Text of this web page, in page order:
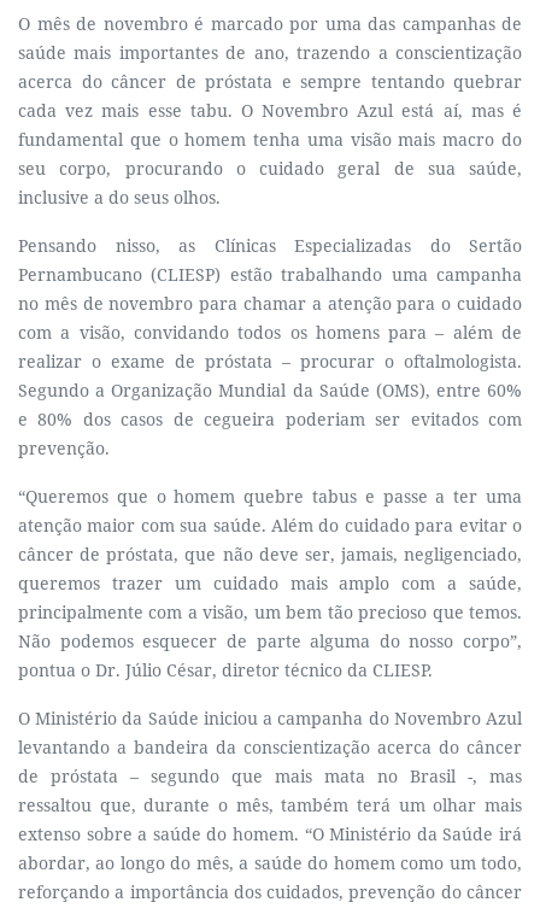
O mês de novembro é marcado por uma das campanhas de
saúde mais importantes de ano, trazendo a conscientização
acerca do câncer de próstata e sempre tentando quebrar
cada vez mais esse tabu. O Novembro Azul está aí, mas é
fundamental que o homem tenha uma visão mais macro do
seu corpo, procurando o cuidado geral de sua saúde,
inclusive a do seus olhos.
Pensando nisso, as Clínicas Especializadas do Sertão
Pernambucano (CLIESP) estão trabalhando uma campanha
no mês de novembro para chamar a atenção para o cuidado
com a visão, convidando todos os homens para – além de
realizar o exame de próstata – procurar o oftalmologista.
Segundo a Organização Mundial da Saúde (OMS), entre 60%
e 80% dos casos de cegueira poderiam ser evitados com
prevenção.
“Queremos que o homem quebre tabus e passe a ter uma
atenção maior com sua saúde. Além do cuidado para evitar o
câncer de próstata, que não deve ser, jamais, negligenciado,
queremos trazer um cuidado mais amplo com a saúde,
principalmente com a visão, um bem tão precioso que temos.
Não podemos esquecer de parte alguma do nosso corpo”,
pontua o Dr. Júlio César, diretor técnico da CLIESP.
O Ministério da Saúde iniciou a campanha do Novembro Azul
levantando a bandeira da conscientização acerca do câncer
de próstata – segundo que mais mata no Brasil -, mas
ressaltou que, durante o mês, também terá um olhar mais
extenso sobre a saúde do homem. “O Ministério da Saúde irá
abordar, ao longo do mês, a saúde do homem como um todo,
reforçando a importância dos cuidados, prevenção do câncer